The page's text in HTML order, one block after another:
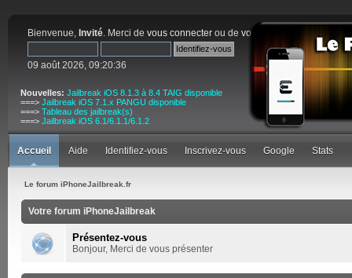
Bienvenue, Invité. Merci de vous connecter ou de vous inscrire
09 août 2026, 09:20:36
Nouvelles: Jailbreak iOS 8.1.3 à 8.4 TAIG disponible
===> Jailbreak iOS 7.1.x PANGU disponible
===> Tableau des jailbreak(s)
===> Jailbreak iOS 6.1/6.1.1/6.1.2
Accueil Aide Identifiez-vous Inscrivez-vous Google Stats
Le forum iPhoneJailbreak.fr
Votre forum iPhoneJailbreak
Présentez-vous
Bonjour, Merci de vous présenter